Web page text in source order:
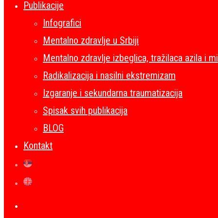
Publikacije
Infografici
Mentalno zdravlje u Srbiji
Mentalno zdravlje izbeglica, tražilaca azila i
Radikalizacija i nasilni ekstremizam
Izgaranje i sekundarna traumatizacija
Spisak svih publikacija
BLOG
Kontakt